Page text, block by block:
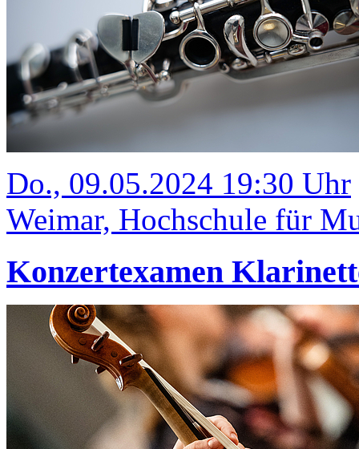
Do., 09.05.2024 19:30 Uhr
Weimar, Hochschule für
Konzertexamen